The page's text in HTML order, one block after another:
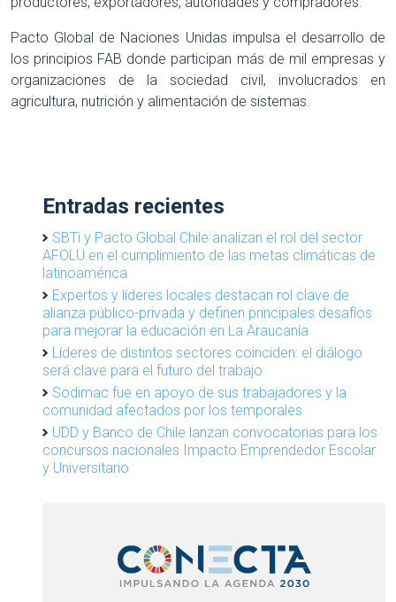
Pacto Global de Naciones Unidas impulsa el desarrollo de
los principios FAB donde participan más de mil empresas y
organizaciones de la sociedad civil, involucrados en
agricultura, nutrición y alimentación de sistemas.
Entradas recientes
SBTi y Pacto Global Chile analizan el rol del sector
AFOLU en el cumplimiento de las metas climáticas de
latinoamérica
Expertos y líderes locales destacan rol clave de
alianza público-privada y definen principales desafíos
para mejorar la educación en La Araucanía
Líderes de distintos sectores coinciden: el diálogo
será clave para el futuro del trabajo
Sodimac fue en apoyo de sus trabajadores y la
comunidad afectados por los temporales
UDD y Banco de Chile lanzan convocatorias para los
concursos nacionales Impacto Emprendedor Escolar
y Universitario